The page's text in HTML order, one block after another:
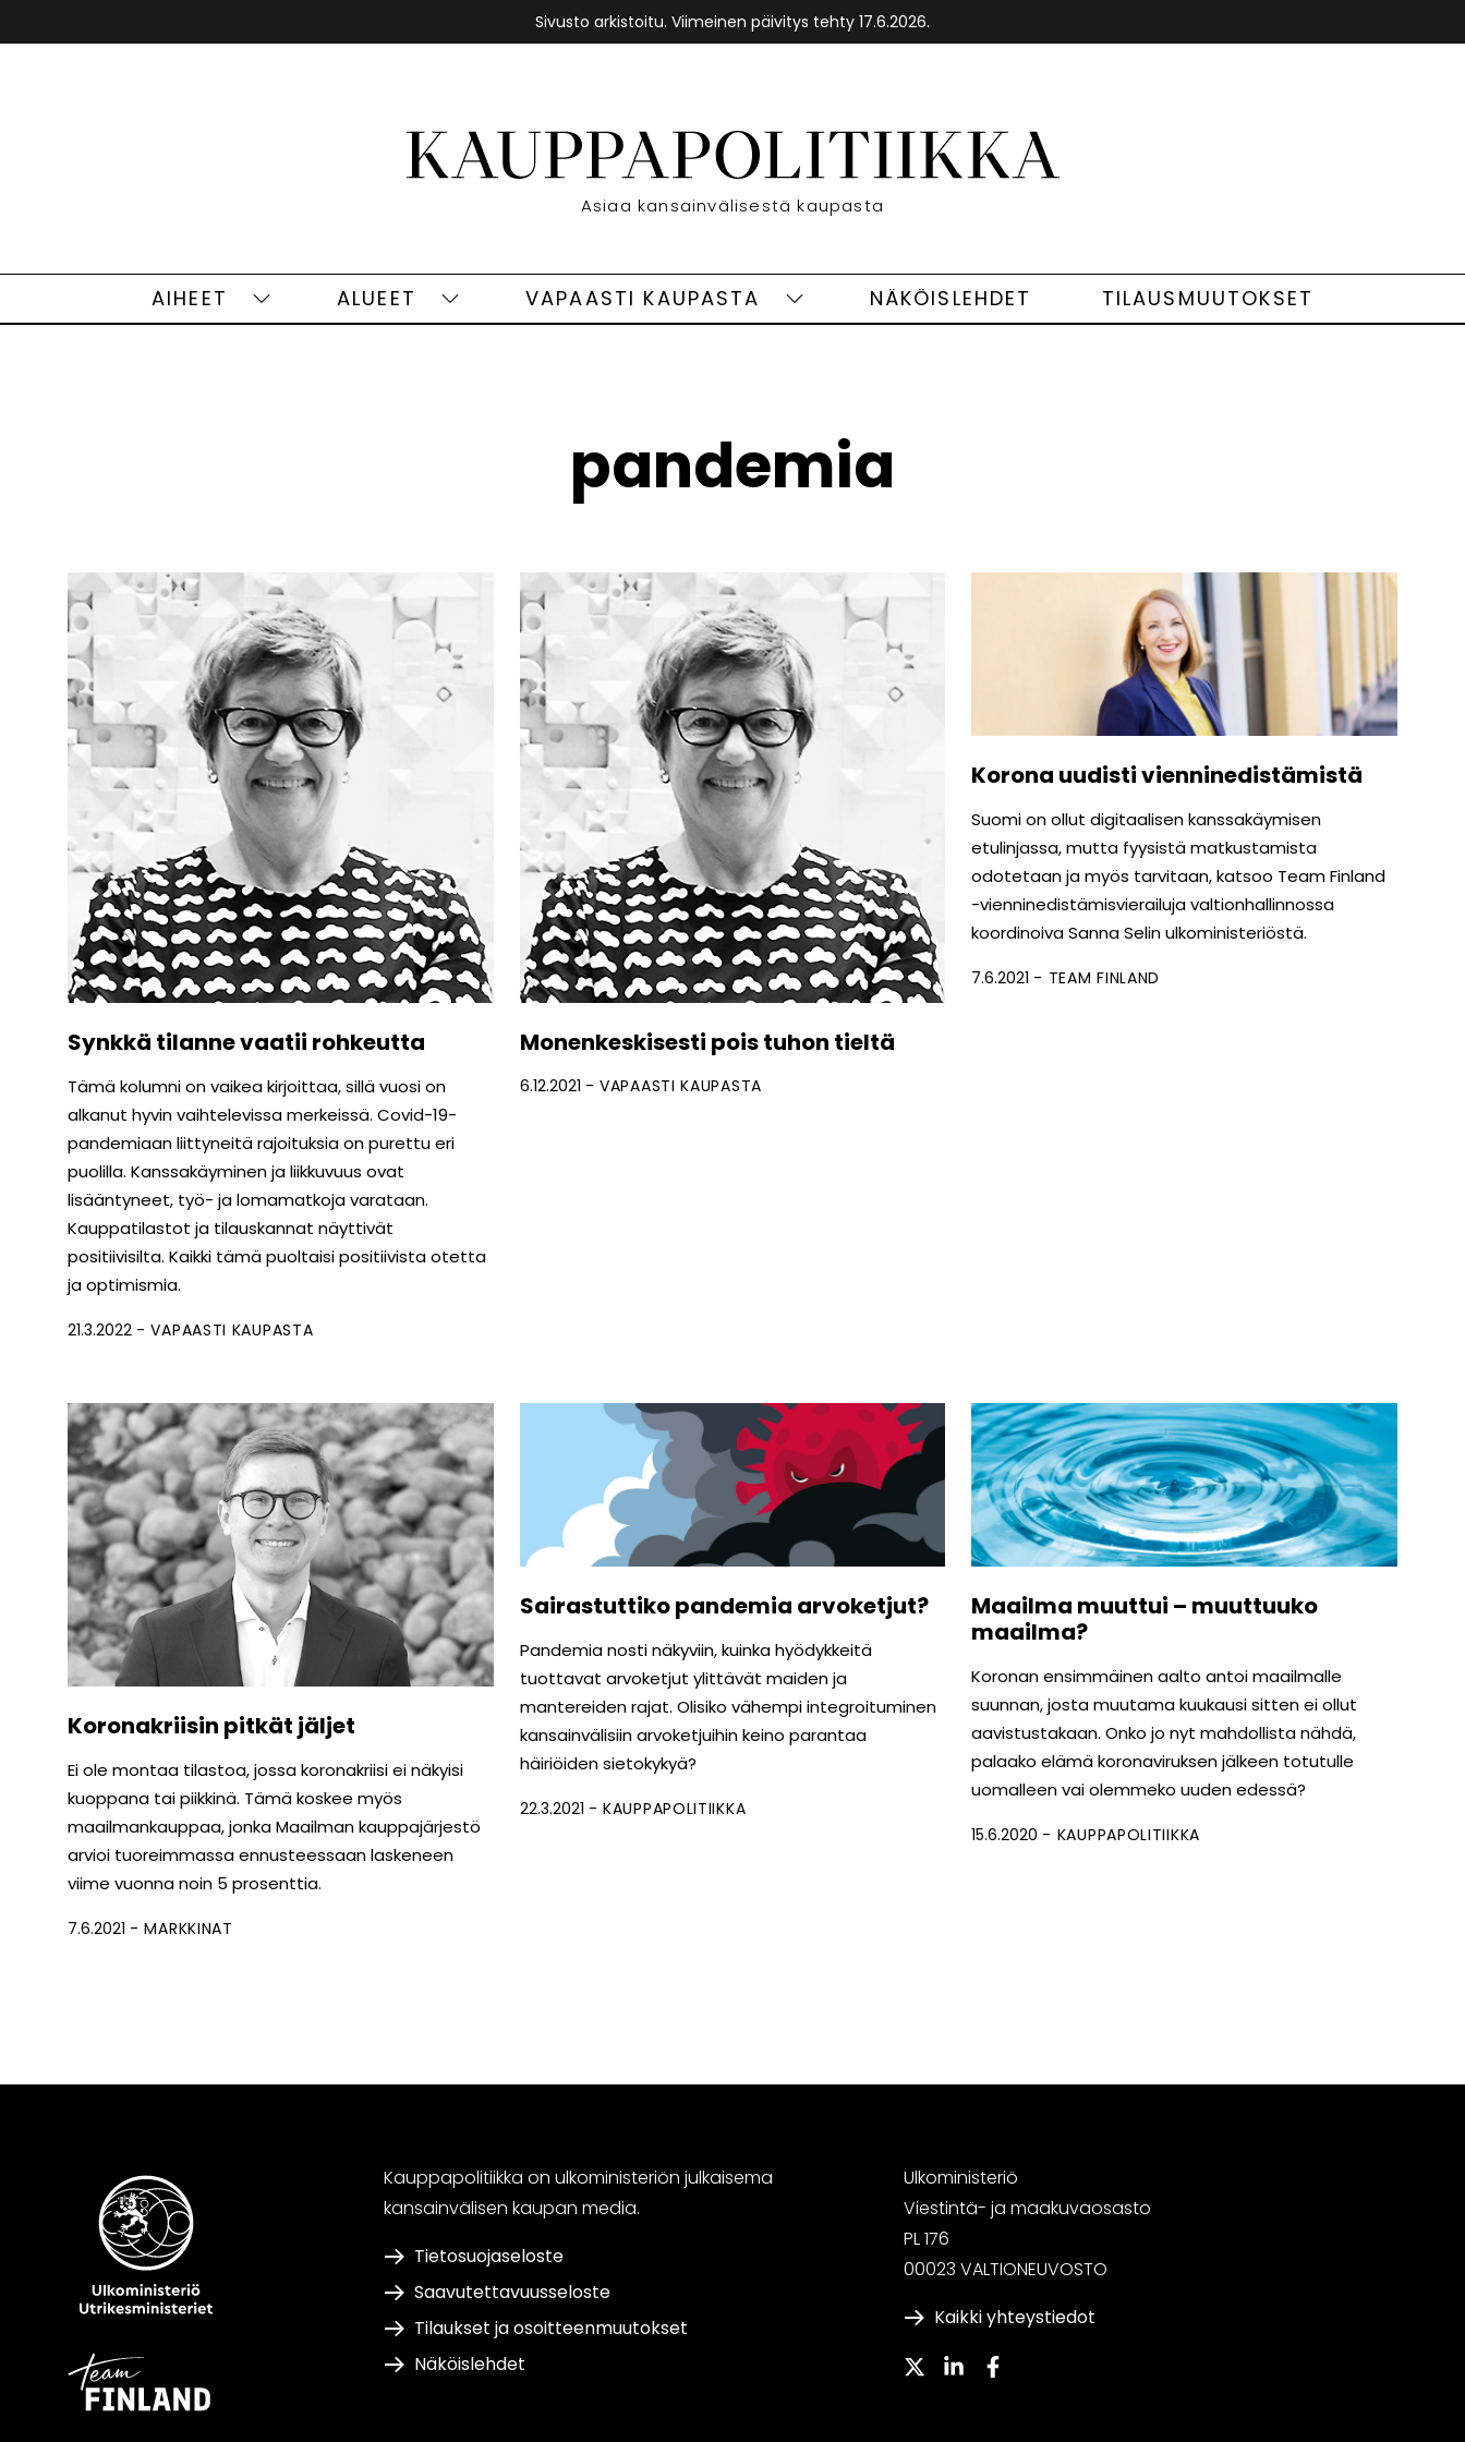
Sivusto arkistoitu. Viimeinen päivitys tehty 17.6.2026.
Etusivu
Asiaa kansainvälisestä kaupasta
AIHEET
Aiheet
ALUEET
Alueet
VAPAASTI KAUPASTA
VapaastiNÄKÖISLEHDET TILAUSMUUTOKSET
pandemia
Synkkä tilanne vaatii rohkeutta
Tämä kolumni on vaikea kirjoittaa, sillä vuosi on
alkanut hyvin vaihtelevissa merkeissä. Covid-19-
pandemiaan liittyneitä rajoituksia on purettu eri
puolilla. Kanssakäyminen ja liikkuvuus ovat
lisääntyneet, työ- ja lomamatkoja varataan.
Kauppatilastot ja tilauskannat näyttivät
positiivisilta. Kaikki tämä puoltaisi positiivista otetta
ja optimismia.
21.3.2022 VAPAASTI KAUPASTA
Monenkeskisesti pois tuhon tieltä
6.12.2021 VAPAASTI KAUPASTA
Korona uudisti vienninedistämistä
Suomi on ollut digitaalisen kanssakäymisen
etulinjassa, mutta fyysistä matkustamista
odotetaan ja myös tarvitaan, katsoo Team Finland
-vienninedistämisvierailuja valtionhallinnossa
koordinoiva Sanna Selin ulkoministeriöstä.
7.6.2021 TEAM FINLAND
Koronakriisin pitkät jäljet
Ei ole montaa tilastoa, jossa koronakriisi ei näkyisi
kuoppana tai piikkinä. Tämä koskee myös
maailmankauppaa, jonka Maailman kauppajärjestö
arvioi tuoreimmassa ennusteessaan laskeneen
viime vuonna noin 5 prosenttia.
7.6.2021 MARKKINAT
Sairastuttiko pandemia arvoketjut?
Pandemia nosti näkyviin, kuinka hyödykkeitä
tuottavat arvoketjut ylittävät maiden ja
mantereiden rajat. Olisiko vähempi integroituminen
kansainvälisiin arvoketjuihin keino parantaa
häiriöiden sietokykyä?
22.3.2021 KAUPPAPOLITIIKKA
Maailma muuttui – muuttuuko
maailma?
Koronan ensimmäinen aalto antoi maailmalle
suunnan, josta muutama kuukausi sitten ei ollut
aavistustakaan. Onko jo nyt mahdollista nähdä,
palaako elämä koronaviruksen jälkeen totutulle
uomalleen vai olemmeko uuden edessä?
15.6.2020 KAUPPAPOLITIIKKA
Kauppapolitiikka on ulkoministeriön julkaisema
kansainvälisen kaupan media.
Tietosuojaseloste
Saavutettavuusseloste
Tilaukset ja osoitteenmuutokset
Näköislehdet
Ulkoministeriö
Viestintä- ja maakuvaosasto
PL 176
00023 VALTIONEUVOSTO
Kaikki yhteystiedot